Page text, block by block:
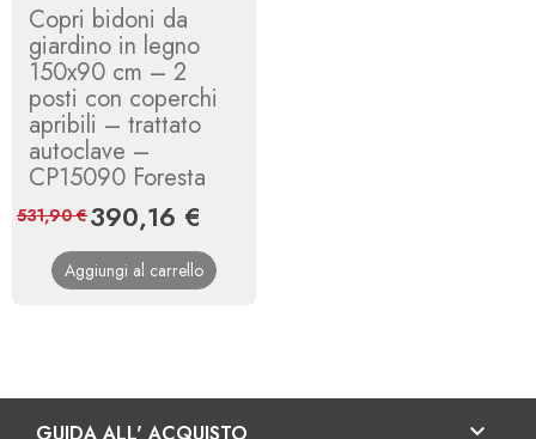
Copri bidoni da
giardino in legno
150x90 cm – 2
posti con coperchi
apribili – trattato
autoclave –
CP15090 Foresta
Prezzo
390,16 €
base
531,90 €
Aggiungi al carrello
